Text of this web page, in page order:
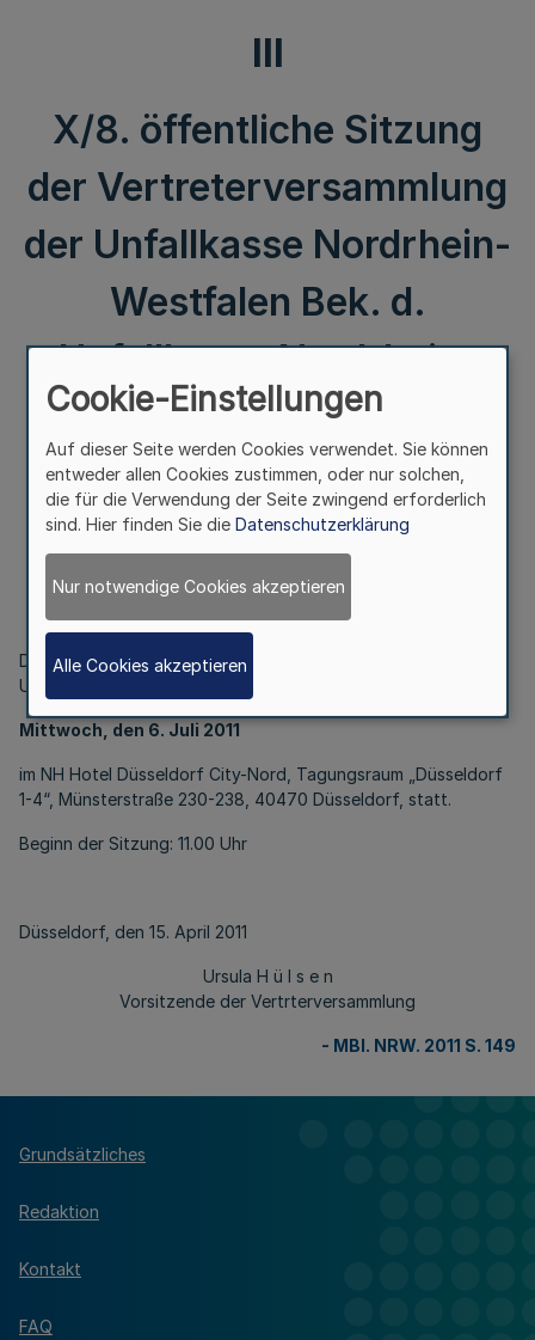
III
X/8. öffentliche Sitzung
der Vertreterversammlung
der Unfallkasse Nordrhein-
Westfalen Bek. d.
Unfallkasse Nordrhein-
Westfalen v. 15.4.2011
III.
X/8. öffentliche Sitzung der Vertreterversammlung der
Bek. d. Unfallkasse Nordrhein-Westfalen v. 15.4.2011
Die X/8. öffentliche Sitzung der Vertreterversammlung der
Unfallkasse Nordrhein-Westfalen findet am
Mittwoch, den 6. Juli 2011
im NH Hotel Düsseldorf City-Nord, Tagungsraum „Düsseldorf
1-4“, Münsterstraße 230-238, 40470 Düsseldorf, statt.
Beginn der Sitzung: 11.00 Uhr
Düsseldorf, den 15. April 2011
Ursula H ü l s e n
Vorsitzende der Vertrterversammlung
- MBl. NRW. 2011 S. 149
Grundsätzliches
Redaktion
Kontakt
FAQ
Cookie-Einstellungen
Auf dieser Seite werden Cookies verwendet. Sie können
entweder allen Cookies zustimmen, oder nur solchen,
die für die Verwendung der Seite zwingend erforderlich
sind. Hier finden Sie die Datenschutzerklärung
Nur notwendige Cookies akzeptieren
Alle Cookies akzeptieren